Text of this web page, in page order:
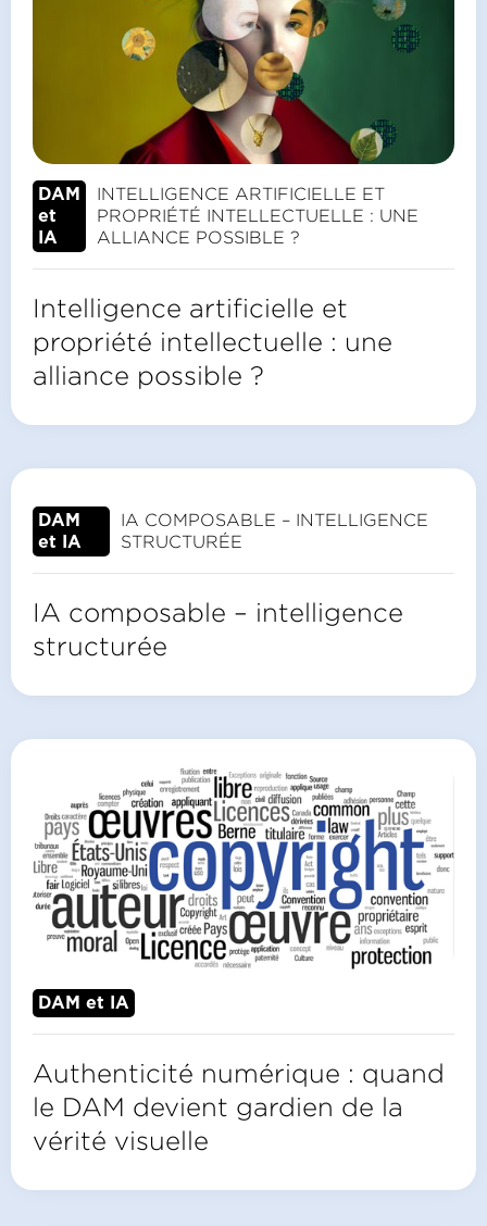
DAM
et
IA
INTELLIGENCE ARTIFICIELLE ET
PROPRIÉTÉ INTELLECTUELLE : UNE
ALLIANCE POSSIBLE ?
Intelligence artificielle et
propriété intellectuelle : une
alliance possible ?
DAM
et IA
IA COMPOSABLE – INTELLIGENCE
STRUCTURÉE
IA composable – intelligence
structurée
DAM et IA
Authenticité numérique : quand
le DAM devient gardien de la
vérité visuelle